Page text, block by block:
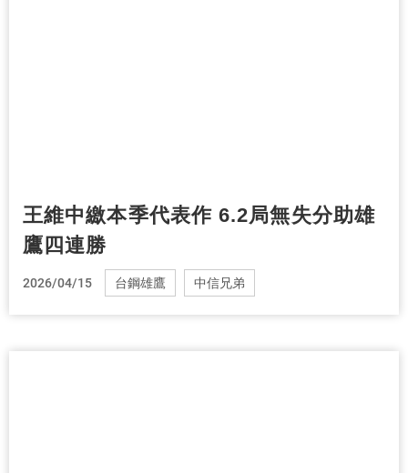
王維中繳本季代表作 6.2局無失分助雄
鷹四連勝
2026/04/15 台鋼雄鷹 中信兄弟